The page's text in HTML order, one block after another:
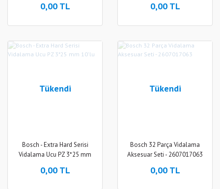
0,00 TL 0,00 TL
Tükendi
Bosch - Extra Hard Serisi
Vidalama Ucu PZ 3*25 mm
0,00 TL
Tükendi
Bosch 32 Parça Vidalama
Aksesuar Seti - 2607017063
0,00 TL